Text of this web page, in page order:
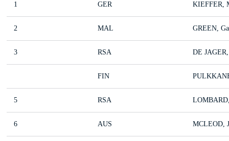
1 GER KIEFFER,
2 MAL GREEN,
3 RSA DE
FIN
5 RSA
6 AUS MCLEOD,